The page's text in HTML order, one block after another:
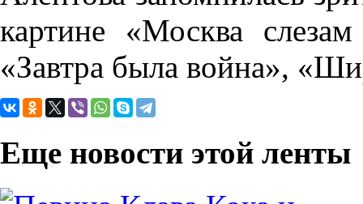
картине «Москва
«Завтра была война»,
Еще новости этой ленты